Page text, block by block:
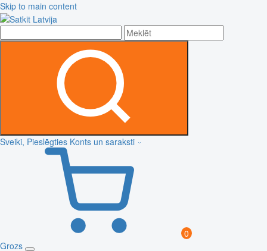
Skip to main content
Sveiki, Pieslēgties Konts un saraksti
0
Grozs